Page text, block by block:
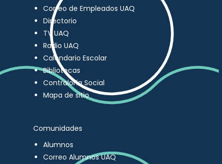
Correo de Empleados UAQ
Directorio
TV UAQ
Radio UAQ
Calendario Escolar
Bibliotecas
Contraloría Social
Mapa de sitio
Comunidades
Alumnos
Correo Alumnos UAQ